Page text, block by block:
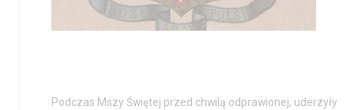
Podczas Mszy Świętej przed chwilą odprawionej, uderzyły